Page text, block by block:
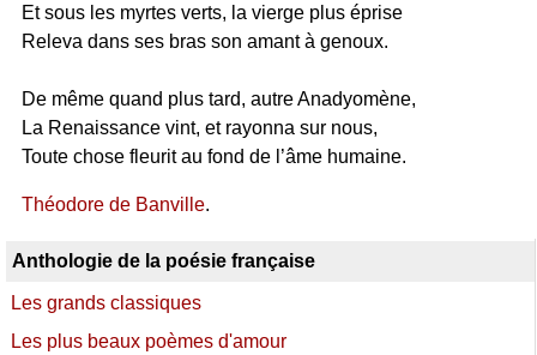
Et sous les myrtes verts, la vierge plus éprise
Releva dans ses bras son amant à genoux.
De même quand plus tard, autre Anadyomène,
La Renaissance vint, et rayonna sur nous,
Toute chose fleurit au fond de l’âme humaine.
Théodore de Banville.
Anthologie de la poésie française
Les grands classiques
Les plus beaux poèmes d'amour